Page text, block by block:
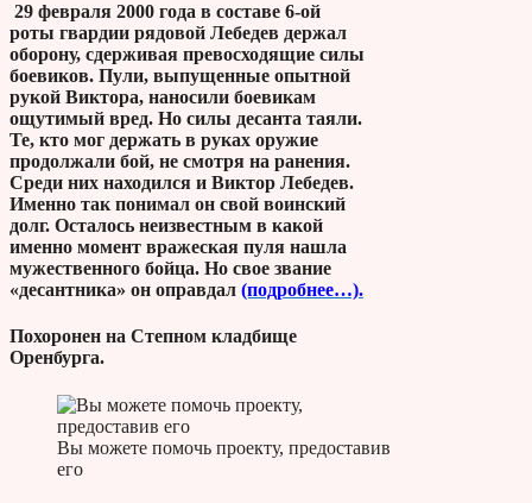
29 февраля 2000 года в составе 6-ой
роты гвардии рядовой Лебедев держал
оборону, сдерживая превосходящие силы
боевиков. Пули, выпущенные опытной
рукой Виктора, наносили боевикам
ощутимый вред. Но силы десанта таяли.
Те, кто мог держать в руках оружие
продолжали бой, не смотря на ранения.
Среди них находился и Виктор Лебедев.
Именно так понимал он свой воинский
долг. Осталось неизвестным в какой
именно момент вражеская пуля нашла
мужественного бойца. Но свое звание
«десантника» он оправдал (подробнее…).
Похоронен на Степном кладбище
Оренбурга.
Вы можете помочь проекту, предоставив
его